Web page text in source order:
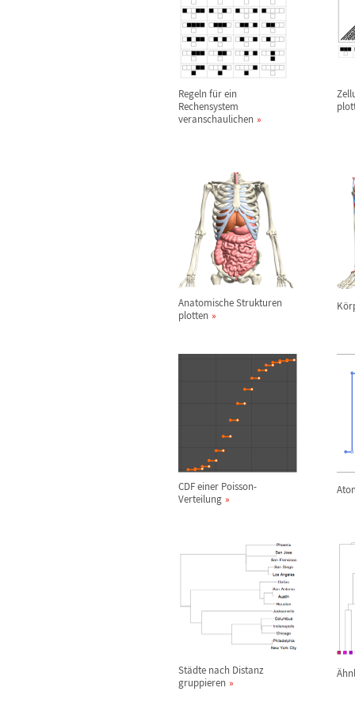
Regeln für ein
Rechensystem
veranschaulichen
Anatomische Strukturen
plotten
Kö
CDF einer Poisson-
Verteilung
Städte nach Distanz
gruppieren
Ä